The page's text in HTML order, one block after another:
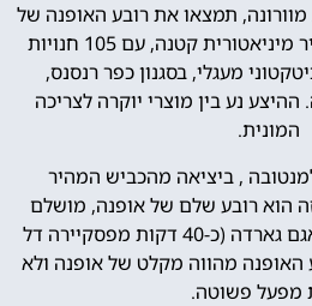
כ-35 דקות מוורונה, תמצאו את רובע האופנה של
מנטובה בגנולו סן ויטו כעיר מיניאטורית קטנה, עם 105 חנויות
מעגלי, בסגנון כפר רנסנס,
ההיצע נע בין מוצרי יוקרה לצריכה
המונית.
, ביציאה מהכביש המהיר
הוא רובע שלם של אופנה, מושלם
לקניות. האאוטלט קרוב לאגם גארדה (כ-40 דקות מפסקיירה דל
מהווה מקלט של אופנה ולא
מפעל פשוטה.